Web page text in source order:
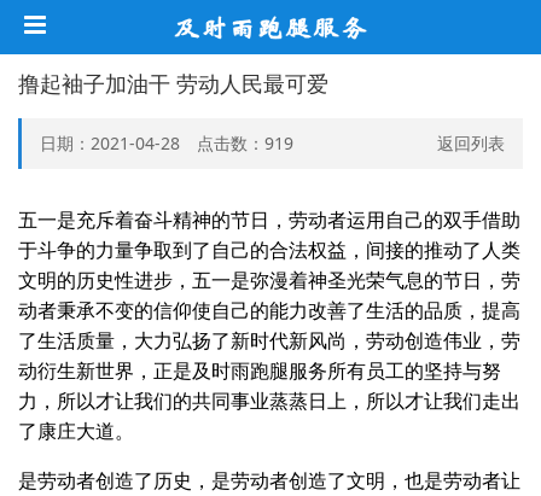
撸起袖子加油干 劳动人民最可爱
日期：2021-04-28 点击数： 919 返回列表
五一是充斥着奋斗精神的节日，劳动者运用自己的双手借助
于斗争的力量争取到了自己的合法权益，间接的推动了人类
文明的历史性进步，五一是弥漫着神圣光荣气息的节日，劳
动者秉承不变的信仰使自己的能力改善了生活的品质，提高
了生活质量，大力弘扬了新时代新风尚，劳动创造伟业，劳
动衍生新世界，正是及时雨跑腿服务所有员工的坚持与努
力，所以才让我们的共同事业蒸蒸日上，所以才让我们走出
了康庄大道。
是劳动者创造了历史，是劳动者创造了文明，也是劳动者让